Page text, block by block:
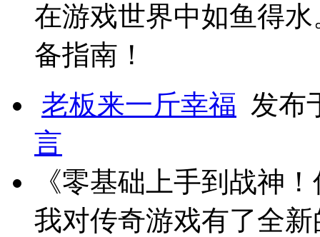
在游戏世界中如鱼得
备指南！
老板来一斤幸福 发布
言
《零基础上手到战神
我对传奇游戏有了全